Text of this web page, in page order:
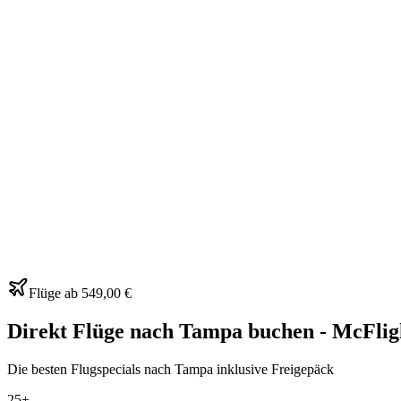
Flüge ab 549,00 €
Direkt Flüge nach Tampa buchen -
Die besten Flugspecials nach Tampa inklusive Freigepäck